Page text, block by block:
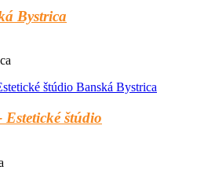
Bystrica
štúdio